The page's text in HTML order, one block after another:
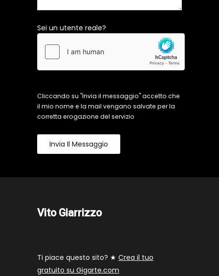
Sei un utente reale?
Cliccando su "Invia il messaggio" accetto che
il mio nome e la mail vengano salvate per la
corretta erogazione del servizio
Invia Il Messaggio
Vito Giarrizzo
Ti piace questo sito? ★ Crea il tuo
gratuito su Gigarte.com